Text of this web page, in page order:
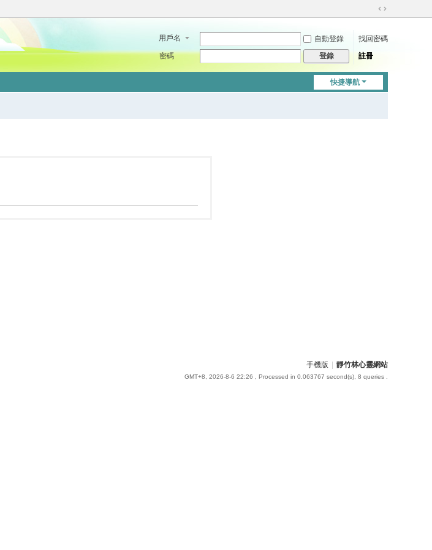
切
到
用戶名 自動登錄
找回密碼
密碼
登錄 註冊
快捷導航
手機版 靜竹林心靈網站
GMT+8, 2026-8-6 22:26 , Processed in 0.063767 second(s), 8 queries .